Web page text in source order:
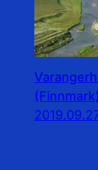
(Finnmark)